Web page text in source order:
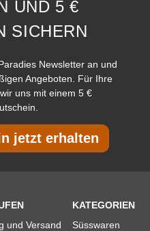
UND 5 €
SICHERN
Newsletter an und
Angeboten. Für Ihre
uns mit einem 5 €
jetzt erhalten
und Versand
KATEGORIEN
Süsswaren